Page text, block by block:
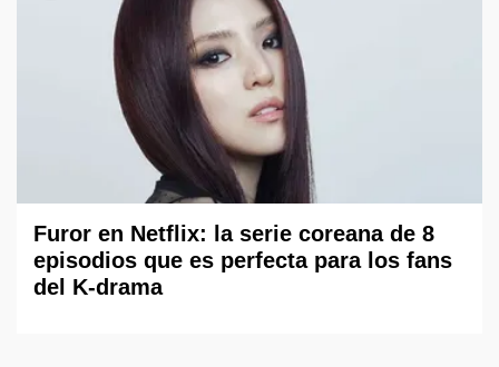
Furor en Netflix: la serie coreana de 8
episodios que es perfecta para los fans
del K-drama